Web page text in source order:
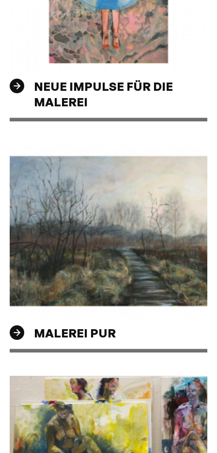
NEUE IMPULSE FÜR DIE
MALEREI
MALEREI PUR